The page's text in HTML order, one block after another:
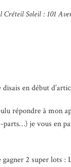
Soleil : 101
en début
répondre à mon
parts…) je vous en
2 super lots :